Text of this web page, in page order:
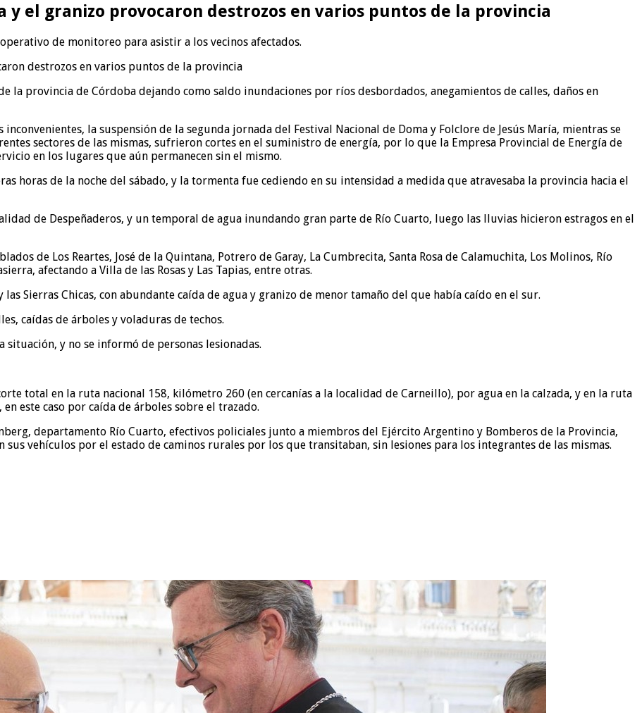
el granizo provocaron destrozos en varios puntos de la provincia
de monitoreo para asistir a los vecinos afectados.
provincia de Córdoba dejando como saldo inundaciones por ríos desbordados, anegamientos de calles, daños en
la suspensión de la segunda jornada del Festival Nacional de Doma y Folclore de Jesús María, mientras se
sectores de las mismas, sufrieron cortes en el suministro de energía, por lo que la Empresa Provincial de Energía de
en los lugares que aún permanecen sin el mismo.
horas de la noche del sábado, y la tormenta fue cediendo en su intensidad a medida que atravesaba la provincia hacia el
de Despeñaderos, y un temporal de agua inundando gran parte de Río Cuarto, luego las lluvias hicieron estragos en el
de Los Reartes, José de la Quintana, Potrero de Garay, La Cumbrecita, Santa Rosa de Calamuchita, Los Molinos, Río
afectando a Villa de las Rosas y Las Tapias, entre otras.
Sierras Chicas, con abundante caída de agua y granizo de menor tamaño del que había caído en el sur.
caídas de árboles y voladuras de techos.
y no se informó de personas lesionadas.
total en la ruta nacional 158, kilómetro 260 (en cercanías a la localidad de Carneillo), por agua en la calzada, y en la ruta
este caso por caída de árboles sobre el trazado.
departamento Río Cuarto, efectivos policiales junto a miembros del Ejército Argentino y Bomberos de la Provincia,
vehículos por el estado de caminos rurales por los que transitaban, sin lesiones para los integrantes de las mismas.